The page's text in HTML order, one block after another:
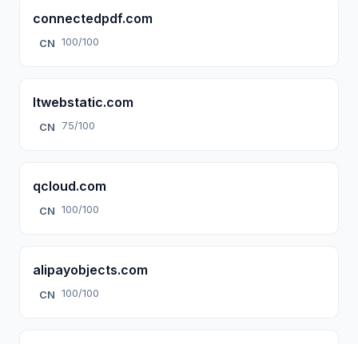
connectedpdf.com
CN 100/100
ltwebstatic.com
CN 75/100
qcloud.com
CN 100/100
alipayobjects.com
CN 100/100